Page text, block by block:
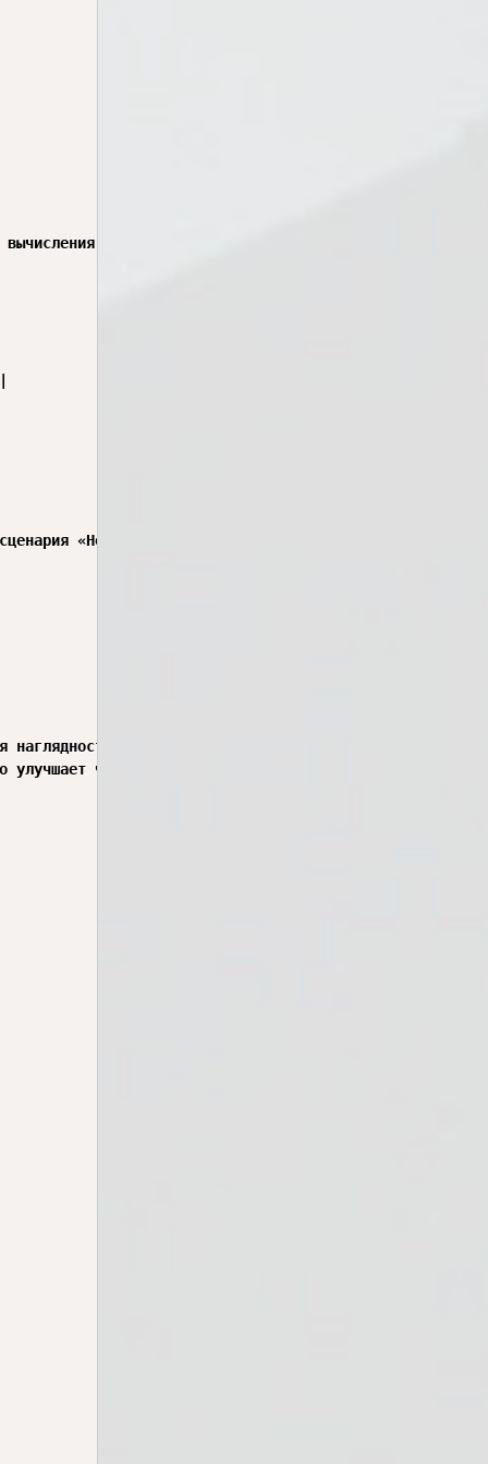
вычисления ИМТ, в окне Watches видны переменные:
«Норма»]*
читаемость и позволяет переиспользовать её.